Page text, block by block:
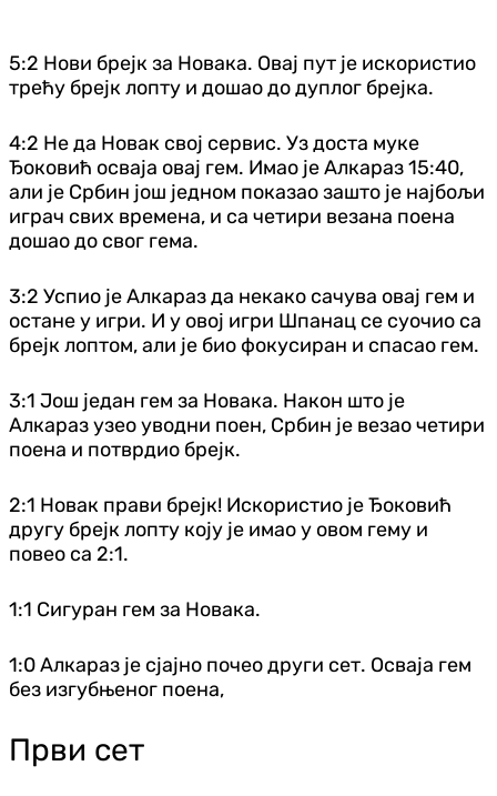
5:2 Нови брејк за Новака. Овај пут је искористио
трећу брејк лопту и дошао до дуплог брејка.
4:2 Не да Новак свој сервис. Уз доста муке
Ђоковић осваја овај гем. Имао је Алкараз 15:40,
али је Србин још једном показао зашто је најбољи
играч свих времена, и са четири везана поена
дошао до свог гема.
3:2 Успио је Алкараз да некако сачува овај гем и
остане у игри. И у овој игри Шпанац се суочио са
брејк лоптом, али је био фокусиран и спасао гем.
3:1 Још један гем за Новака. Након што је
Алкараз узео уводни поен, Србин је везао четири
поена и потврдио брејк.
2:1 Новак прави брејк! Искористио је Ђоковић
другу брејк лопту коју је имао у овом гему и
повео са 2:1.
1:1 Сигуран гем за Новака.
1:0 Алкараз је сјајно почео други сет. Осваја гем
без изгубњеног поена,
Први сет